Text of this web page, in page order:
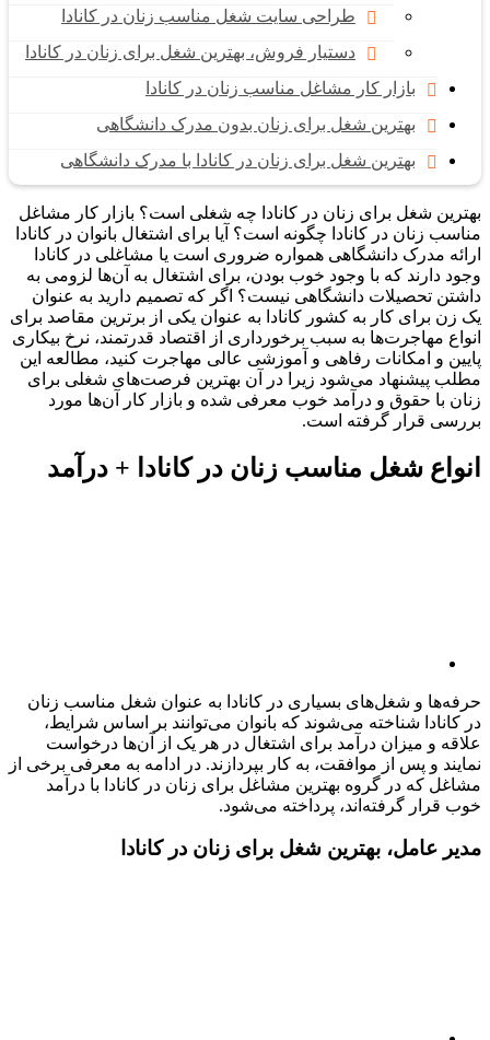
طراحی سایت شغل مناسب زنان در کانادا
دستیار فروش، بهترین شغل برای زنان در کانادا
بازار کار مشاغل مناسب زنان در کانادا
بهترین شغل برای زنان بدون مدرک دانشگاهی
بهترین شغل برای زنان در کانادا با مدرک دانشگاهی
بهترین شغل برای زنان در کانادا چه شغلی است؟ بازار کار مشاغل
مناسب زنان در کانادا چگونه است؟ آیا برای اشتغال بانوان در کانادا
ارائه مدرک دانشگاهی همواره ضروری است یا مشاغلی در کانادا
وجود دارند که با وجود خوب بودن، برای اشتغال به آن‌ها لزومی به
داشتن تحصیلات دانشگاهی نیست؟ اگر که تصمیم دارید به عنوان
یک زن برای کار به کشور کانادا به عنوان یکی از برترین مقاصد برای
انواع مهاجرت‌ها به سبب برخورداری از اقتصاد قدرتمند، نرخ بیکاری
پایین و امکانات رفاهی و آموزشی عالی مهاجرت کنید، مطالعه این
مطلب پیشنهاد می‌شود زیرا در آن بهترین فرصت‌های شغلی برای
زنان با حقوق و درآمد خوب معرفی شده و بازار کار آن‌ها مورد
بررسی قرار گرفته است.
انواع شغل مناسب زنان در کانادا + درآمد
حرفه‌ها و شغل‌های بسیاری در کانادا به عنوان شغل مناسب زنان
در کانادا شناخته می‌شوند که بانوان می‌توانند بر اساس شرایط،
علاقه و میزان درآمد برای اشتغال در هر یک از آن‌ها درخواست
نمایند و پس از موافقت، به کار بپردازند. در ادامه به معرفی برخی از
مشاغل که در گروه بهترین مشاغل برای زنان در کانادا با درآمد
خوب قرار گرفته‌اند، پرداخته می‌شود.
مدیر عامل، بهترین شغل برای زنان در کانادا